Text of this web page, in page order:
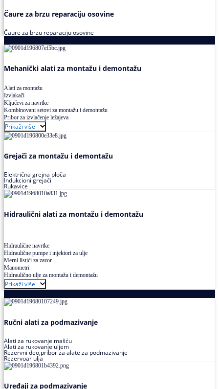
Čaure za brzu reparaciju osovine
Čaure za brzu reparaciju osovine
Mehanički alati za montažu i demontažu
Alati za montažu
Izvlakači
Ključevi za navrtke
Kombinovani setovi za montažu i demontažu
Pribor za izvlačenje ležajeva
Prikaži više
Grejači za montažu i demontažu
Električna grejna ploča
Indukcioni grejači
Rukavice
Hidraulični alati za montažu i demontažu
Hidraulične navrtke
Hidraulične pumpe i injektori za ulje
Merni listići za zazor
Manometri
Hidraulično ulje za montažu i demontažu
Prikaži više
Ručni alati za podmazivanje
Alati za rukovanje mašću
Alati za rukovanje uljem
Rezervni deo,pribor za alate za podmazivanje
Rezervoar ulja
Uređaji za podmazivanje